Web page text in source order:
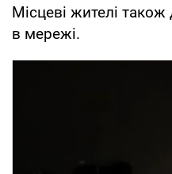
Місцеві жителі
в мережі.